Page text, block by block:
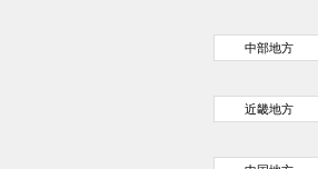
中部地方
近畿地方